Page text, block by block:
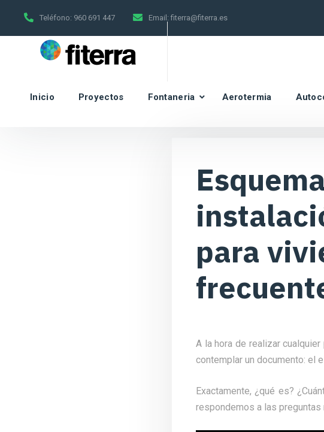
Teléfono: 960 691 447 Email: fiterra@fiterra.es
Inicio Proyectos Fontaneria Aerotermia
para
A la hora de realizar
contemplar un documento: el
Exactamente, ¿qué es?
respondemos a las